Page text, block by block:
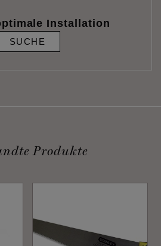
Installation
SUCHE
Produkte